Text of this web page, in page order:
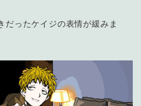
だったケイジの表情が緩みま